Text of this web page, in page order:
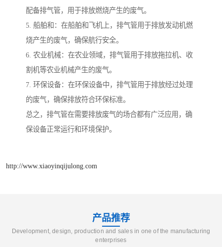
配备排气管，用于排放燃烧产生的废气。
5. 船舶和：在船舶和飞机上，排气管用于排放发动机燃
烧产生的废气，确保航行安全。
6. 农业机械：在农业领域，排气管用于排放拖拉机、收
割机等农业机械产生的废气。
7. 环保设备：在环保设备中，排气管用于排放经过处理
的废气，确保排放符合环保标准。
总之，排气管在需要排放废气的场合都有广泛应用，确
保设备正常运行和环境保护。
http://www.xiaoyinqijulong.com
产品推荐
Development, design, production and sales in one of the manufacturing
enterprises